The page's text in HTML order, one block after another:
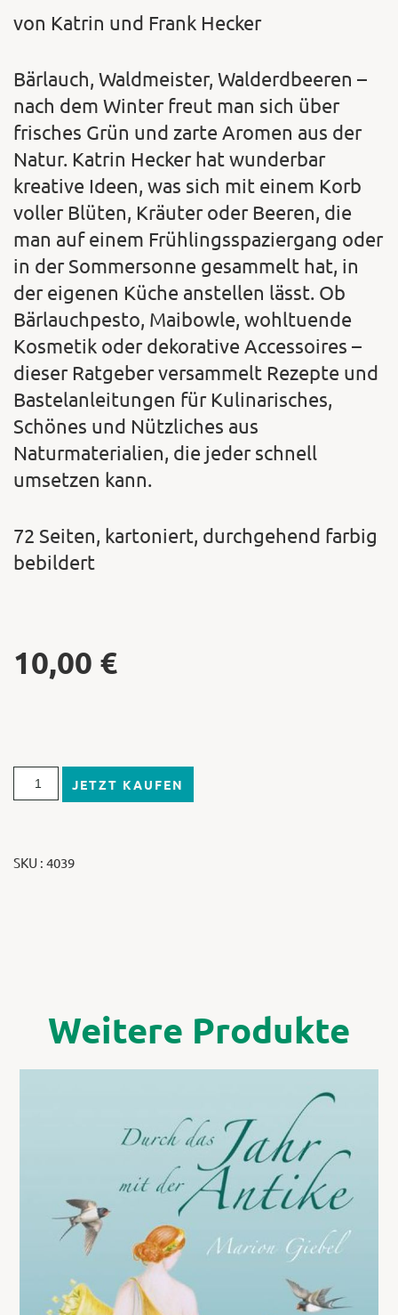
von Katrin und Frank Hecker
Bärlauch, Waldmeister, Walderdbeeren –
nach dem Winter freut man sich über
frisches Grün und zarte Aromen aus der
Natur. Katrin Hecker hat wunderbar
kreative Ideen, was sich mit einem Korb
voller Blüten, Kräuter oder Beeren, die
man auf einem Frühlingsspaziergang oder
in der Sommersonne gesammelt hat, in
der eigenen Küche anstellen lässt. Ob
Bärlauchpesto, Maibowle, wohltuende
Kosmetik oder dekorative Accessoires –
dieser Ratgeber versammelt Rezepte und
Bastelanleitungen für Kulinarisches,
Schönes und Nützliches aus
Naturmaterialien, die jeder schnell
umsetzen kann.
72 Seiten, kartoniert, durchgehend farbig
bebildert
10,00 €
JETZT KAUFEN
SKU : 4039
Weitere Produkte